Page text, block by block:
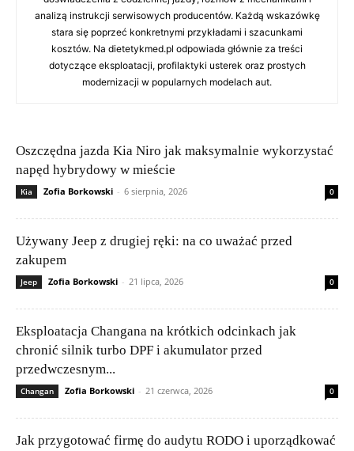
analizą instrukcji serwisowych producentów. Każdą wskazówkę
stara się poprzeć konkretnymi przykładami i szacunkami
kosztów. Na dietetykmed.pl odpowiada głównie za treści
dotyczące eksploatacji, profilaktyki usterek oraz prostych
modernizacji w popularnych modelach aut.
Oszczędna jazda Kia Niro jak maksymalnie wykorzystać
napęd hybrydowy w mieście
Kia Zofia Borkowski - 6 sierpnia, 2026 0
Używany Jeep z drugiej ręki: na co uważać przed
zakupem
Jeep Zofia Borkowski - 21 lipca, 2026 0
Eksploatacja Changana na krótkich odcinkach jak
chronić silnik turbo DPF i akumulator przed
przedwczesnym...
Changan Zofia Borkowski - 21 czerwca, 2026 0
Jak przygotować firmę do audytu RODO i uporządkować